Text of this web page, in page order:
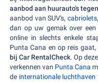
aanbod aan huurauto's
aanbod van SUV's, cabriolets
dan op uw gemak over
online in slechts enkele
Punta Cana en op reis
bij Car RentalCheck. Op
verkennen van Punta Cana
de internationale